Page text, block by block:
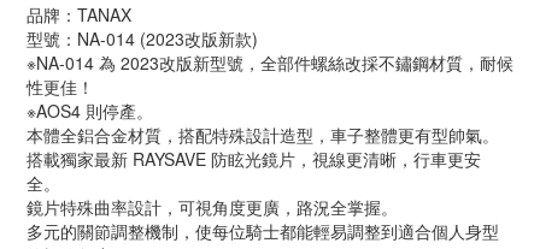
品牌：TANAX
型號：NA-014 (2023改版新款)
※NA-014 為 2023改版新型號，全部件螺絲改採不鏽鋼材質，耐候
性更佳！
※AOS4 則停產。
本體全鋁合金材質，搭配特殊設計造型，車子整體更有型帥氣。
搭載獨家最新 RAYSAVE 防眩光鏡片，視線更清晰，行車更安
全。
鏡片特殊曲率設計，可視角度更廣，路況全掌握。
多元的關節調整機制，使每位騎士都能輕易調整到適合個人身型